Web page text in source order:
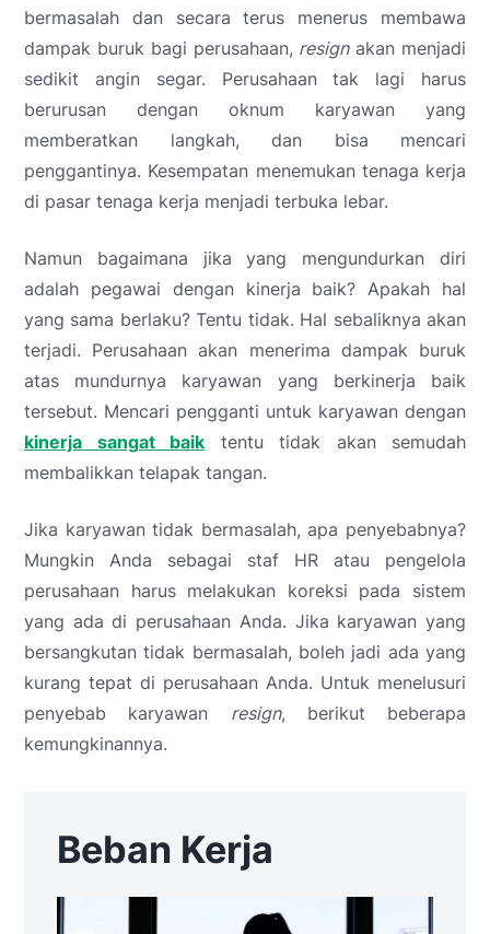
bermasalah dan secara terus menerus membawa
dampak buruk bagi perusahaan, resignakan menjadi
sedikit angin segar. Perusahaan tak lagi harus
berurusan dengan oknum karyawan yang
memberatkan langkah, dan bisa mencari
penggantinya. Kesempatan menemukan tenaga kerja
di pasar tenaga kerja menjadi terbuka lebar.
Namun bagaimana jika yang mengundurkan diri
adalah pegawai dengan kinerja baik? Apakah hal
yang sama berlaku? Tentu tidak. Hal sebaliknya akan
terjadi. Perusahaan akan menerima dampak buruk
atas mundurnya karyawan yang berkinerja baik
tersebut. Mencari pengganti untuk karyawan dengan
kinerja sangat baik tentu tidak akan semudah
membalikkan telapak tangan.
Jika karyawan tidak bermasalah, apa penyebabnya?
Mungkin Anda sebagai staf HR atau pengelola
perusahaan harus melakukan koreksi pada sistem
yang ada di perusahaan Anda. Jika karyawan yang
bersangkutan tidak bermasalah, boleh jadi ada yang
kurang tepat di perusahaan Anda. Untuk menelusuri
penyebab karyawan resign, berikut beberapa
kemungkinannya.
Beban Kerja